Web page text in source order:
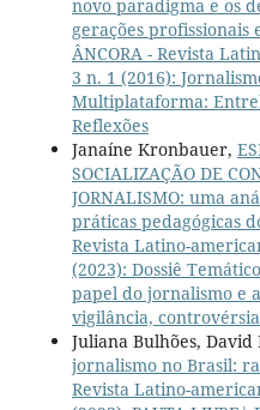
novo paradigma e os
gerações profissionais
ÂNCORA - Revista
3 n. 1 (2016):
Multiplataforma:
Reflexões
Janaíne Kronbauer,
SOCIALIZAÇÃO DE
JORNALISMO: uma
práticas pedagógicas
Revista Latino-
(2023): Dossiê
papel do jornalismo e
vigilância,
Juliana Bulhões, David
jornalismo no Brasil:
Revista Latino-